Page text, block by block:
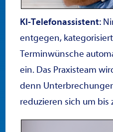
KI-Telefonassistent:
entgegen,
Terminwünsche
ein. Das Praxisteam
denn
reduzieren sich um bis